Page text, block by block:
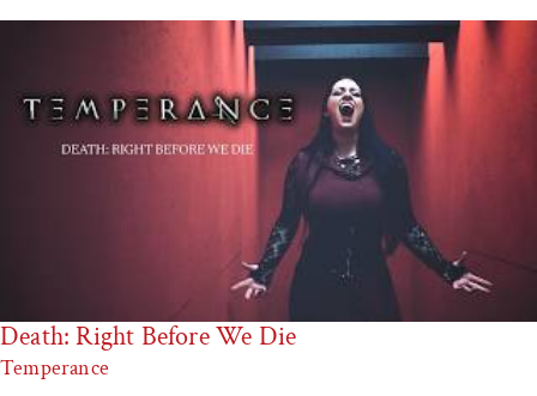
Death: Right Before We Die
Temperance